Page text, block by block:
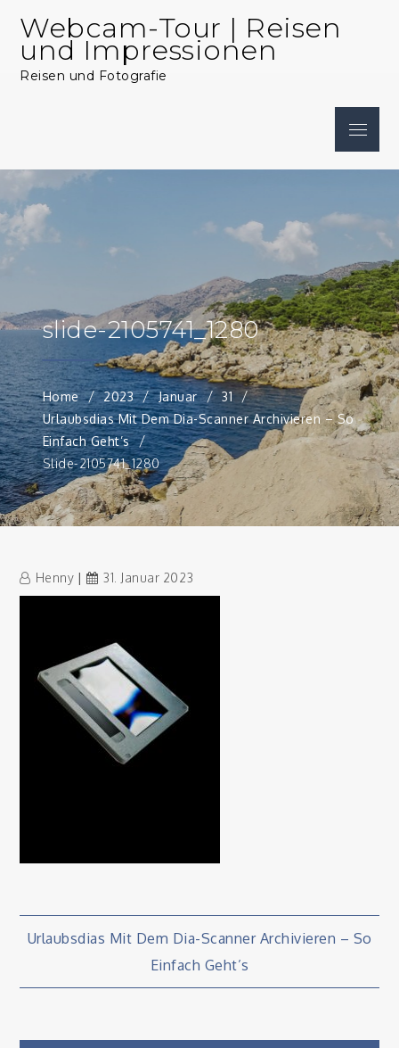
content
Webcam-Tour | Reisen
und Impressionen
Reisen und Fotografie
Menu
slide-2105741_1280
Home 2023 Januar
31
Urlaubsdias Mit Dem Dia-Scanner Archivieren – So
Einfach Geht’s
Slide-2105741_1280
Henny 31. Januar 2023
Beitragsnavigation
Urlaubsdias Mit Dem Dia-Scanner Archivieren – So
Einfach Geht’s